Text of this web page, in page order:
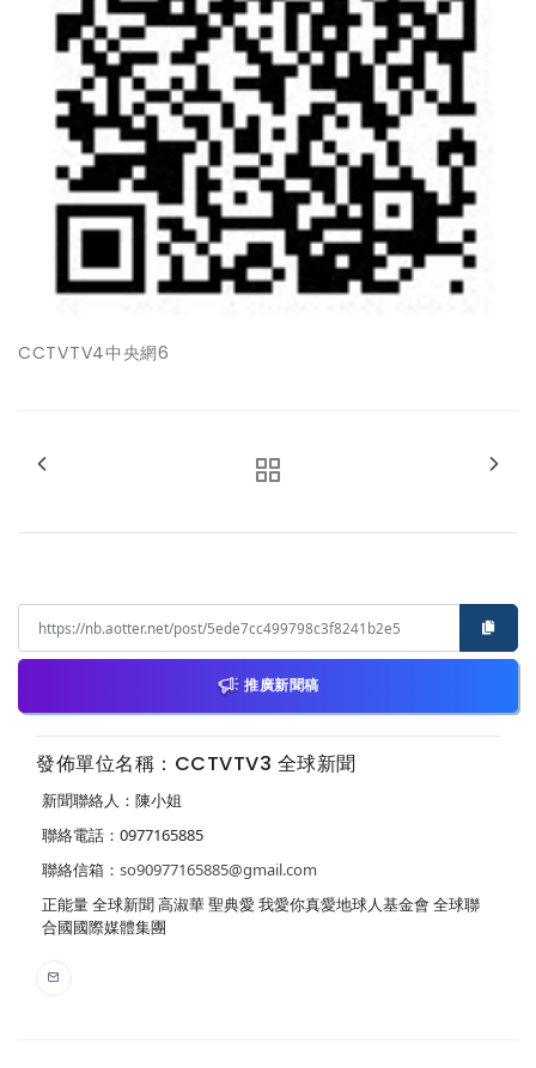
CCTVTV4中央網6
推廣新聞稿
發佈單位名稱：CCTVTV3 全球新聞
新聞聯絡人：陳小姐
聯絡電話：0977165885
聯絡信箱： so90977165885@gmail.com
正能量 全球新聞 高淑華 聖典愛 我愛你真愛地球人基金會 全球聯
合國國際媒體集團